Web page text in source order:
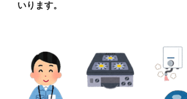
いります。